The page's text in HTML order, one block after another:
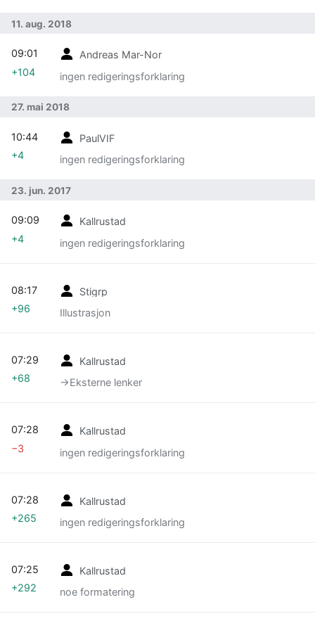
11. aug. 2018
Andreas Mar-Nor
ingen redigeringsforklaring
09:01
+104
27. mai 2018
PaulVIF
ingen redigeringsforklaring
10:44
+4
23. jun. 2017
Kallrustad
ingen redigeringsforklaring
09:09
+4
Stigrp
Illustrasjon
08:17
+96
Kallrustad
→‎Eksterne lenker
07:29
+68
Kallrustad
ingen redigeringsforklaring
07:28
−3
Kallrustad
ingen redigeringsforklaring
07:28
+265
Kallrustad
noe formatering
07:25
+292